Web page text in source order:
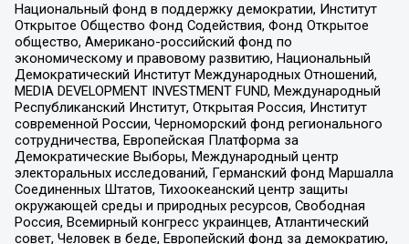
Национальный фонд в поддержку демократии, Институт
Открытое Общество Фонд Содействия, Фонд Открытое
общество, Американо-российский фонд по
экономическому и правовому развитию, Национальный
Демократический Институт Международных Отношений,
MEDIA DEVELOPMENT INVESTMENT FUND, Международный
Республиканский Институт, Открытая Россия, Институт
современной России, Черноморский фонд регионального
сотрудничества, Европейская Платформа за
Демократические Выборы, Международный центр
электоральных исследований, Германский фонд Маршалла
Соединенных Штатов, Тихоокеанский центр защиты
окружающей среды и природных ресурсов, Свободная
Россия, Всемирный конгресс украинцев, Атлантический
совет, Человек в беде, Европейский фонд за демократию,